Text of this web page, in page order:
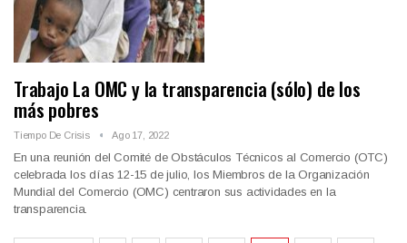
Trabajo La OMC y la transparencia (sólo) de los
más pobres
Tiempo De Crisis Ago 17, 2022
En una reunión del Comité de Obstáculos Técnicos al Comercio (OTC)
celebrada los días 12-15 de julio, los Miembros de la Organización
Mundial del Comercio (OMC) centraron sus actividades en la
transparencia.